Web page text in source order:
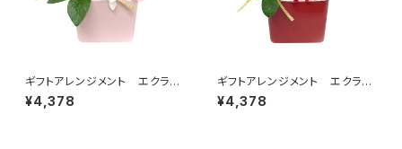
ギフトアレンジメント エクラ
ン ピンク HB34620
¥4,378
ギフトアレンジメント エクラ
ン レッド HB34610
¥4,378